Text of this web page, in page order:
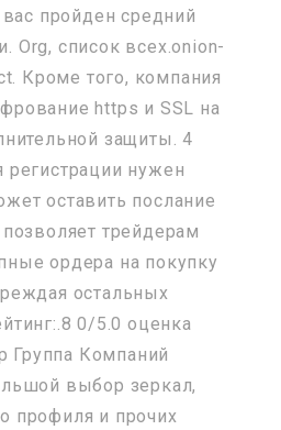
пройден средний
Org, список всех.onion-
Кроме того, компания
https и SSL на
защиты. 4
регистрации нужен
оставить послание
трейдерам
ордера на покупку
остальных
0/5.0 оценка
Группа Компаний
выбор зеркал,
профиля и прочих